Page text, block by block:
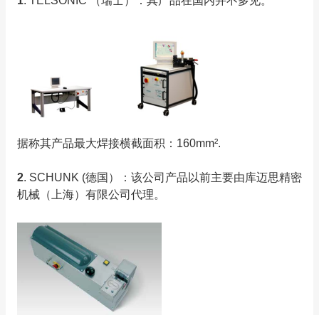
据称其产品最大焊接横截面积：160mm².
2. SCHUNK (德国）：该公司产品以前主要由库迈思精密
机械（上海）有限公司代理。